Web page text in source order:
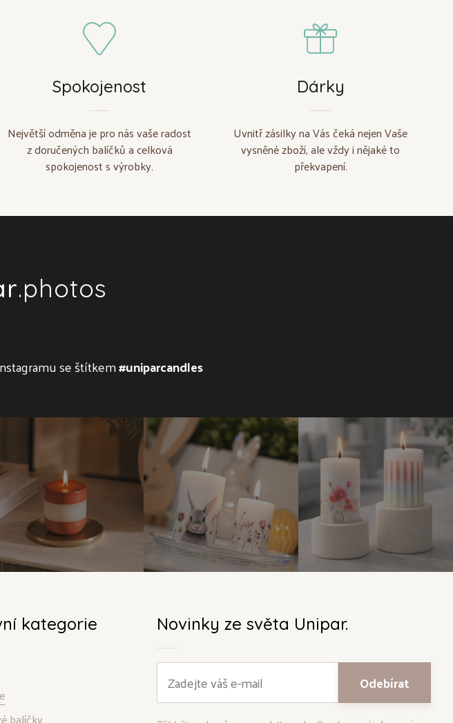
Spokojenost
Největší odměna je pro nás vaše radost
z doručených balíčků a celková
spokojenost s výrobky.
Dárky
Uvnitř zásilky na Vás čeká nejen Vaše
vysněné zboží, ale vždy i nějaké to
překvapení.
.photos
se štítkem#uniparcandles
kategorie Novinky ze světa Unipar.